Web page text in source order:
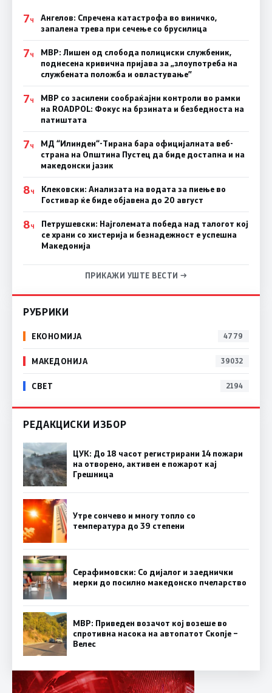
7Ч
Ангелов: Спречена катастрофа во виничко,
запалена трева при сечење со брусилица
7Ч
МВР: Лишен од слобода полициски службеник,
поднесена кривична пријава за „злоупотреба на
службената положба и овластување”
7Ч
МВР со засилени сообраќајни контроли во рамки
на ROADPOL: Фокус на брзината и безбедноста на
патиштата
7Ч
МД “Илинден“-Тирана бара официјалната веб-
страна на Општина Пустец да биде достапна и на
македонски јазик
8Ч
Клековски: Анализата на водата за пиење во
Гостивар ќе биде објавена до 20 август
8Ч
Петрушевски: Најголемата победа над талогот кој
се храни со хистерија и безнадежност е успешна
Македонија
ПРИКАЖИ УШТЕ ВЕСТИ →
РУБРИКИ
ЕКОНОМИЈА 4779
МАКЕДОНИЈА 39032
СВЕТ 2194
РЕДАКЦИСКИ ИЗБОР
ЦУК: До 18 часот регистрирани 14 пожари
на отворено, активен е пожарот кај
Грешница
Утре сончево и многу топло со
температура до 39 степени
Серафимовски: Со дијалог и заеднички
мерки до посилно македонско пчеларство
МВР: Приведен возачот кој возеше во
спротивна насока на автопатот Скопје –
Велес